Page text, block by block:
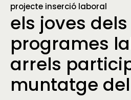
projecte inserció laboral
els joves dels
programes
arrels
muntatge